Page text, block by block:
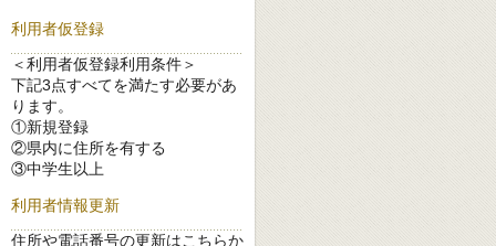
利用者仮登録
＜利用者仮登録利用条件＞
下記3点すべてを満たす必要があ
ります。
①新規登録
②県内に住所を有する
③中学生以上
利用者情報更新
住所や電話番号の更新はこちらか